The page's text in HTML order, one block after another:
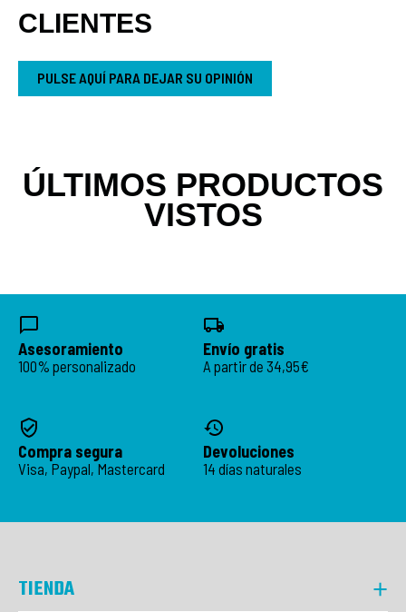
CLIENTES
PULSE AQUÍ PARA DEJAR SU OPINIÓN
ÚLTIMOS PRODUCTOS
VISTOS
Asesoramiento
100% personalizado
Envío gratis
A partir de 34,95€
Compra segura
Visa, Paypal, Mastercard
Devoluciones
14 días naturales
TIENDA